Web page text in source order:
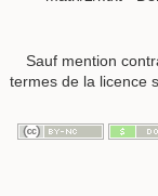
Sauf mention
termes de la licence